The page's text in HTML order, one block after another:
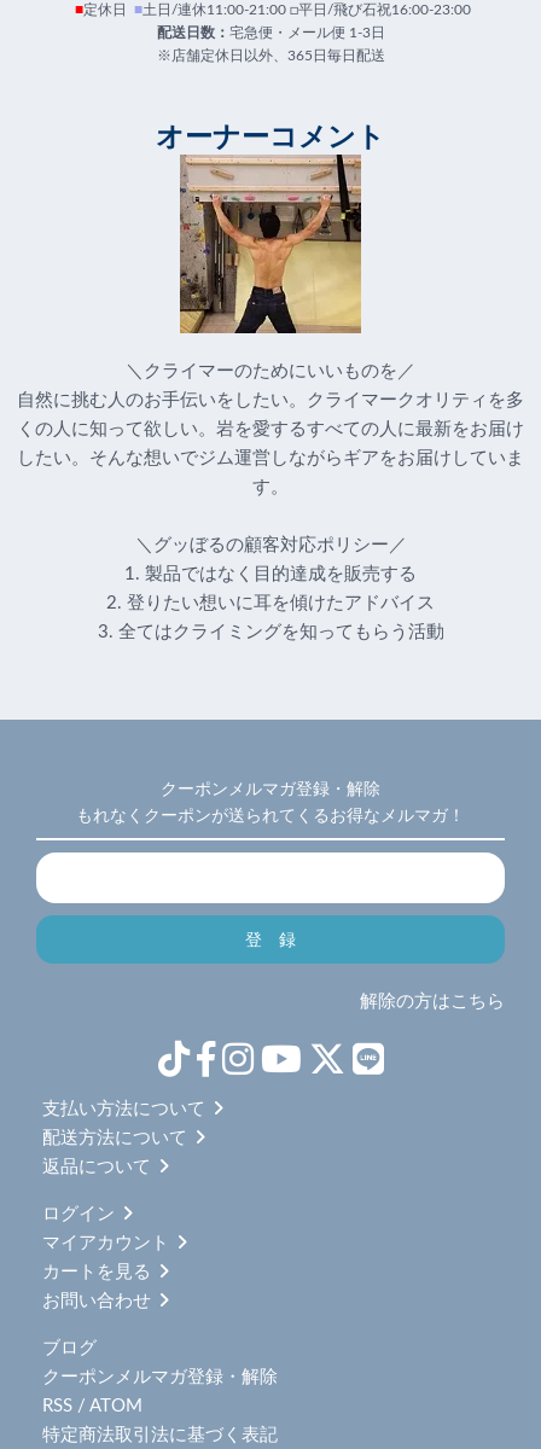
■定休日 ■土日/連休11:00-21:00 □平日/飛び石祝16:00-23:00
配送日数： 宅急便・メール便 1-3日
※店舗定休日以外、365日毎日配送
オーナーコメント
＼クライマーのためにいいものを／
自然に挑む人のお手伝いをしたい。クライマークオリティを多
くの人に知って欲しい。岩を愛するすべての人に最新をお届け
したい。そんな想いでジム運営しながらギアをお届けしていま
す。
＼グッぼるの顧客対応ポリシー／
1. 製品ではなく目的達成を販売する
2. 登りたい想いに耳を傾けたアドバイス
3. 全てはクライミングを知ってもらう活動
クーポンメルマガ登録・解除
もれなくクーポンが送られてくるお得なメルマガ！
解除の方はこちら
支払い方法について
配送方法について
返品について
ログイン
マイアカウント
カートを見る
お問い合わせ
ブログ
クーポンメルマガ登録・解除
RSS / ATOM
特定商法取引法に基づく表記